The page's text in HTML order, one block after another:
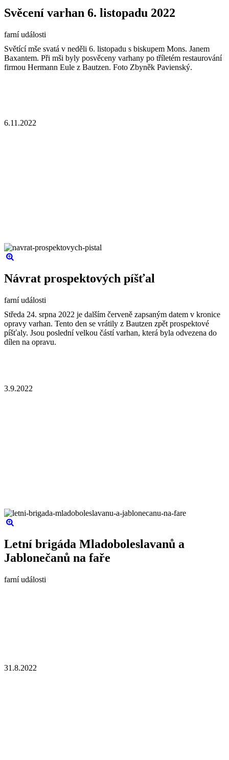
Svěcení varhan 6. listopadu 2022
farní události
Světící mše svatá v neděli 6. listopadu s biskupem Mons. Janem
Baxantem. Při mši byly posvěceny varhany po tříletém restaurování
firmou Hermann Eule z Bautzen. Foto Zbyněk Pavienský.
6.11.2022
Návrat prospektových píšťal
farní události
Středa 24. srpna 2022 je dalším červeně zapsaným datem v kronice
opravy varhan. Tento den se vrátily z Bautzen zpět prospektové
píšťaly. Jsou poslední velkou částí varhan, která byla odvezena do
dílen na opravu.
3.9.2022
Letní brigáda Mladoboleslavanů a
Jablonečanů na faře
farní události
31.8.2022